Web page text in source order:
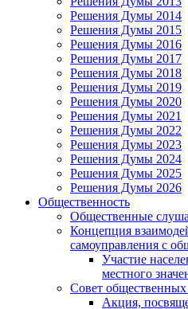
Решения Думы 2014
Решения Думы 2015
Решения Думы 2016
Решения Думы 2017
Решения Думы 2018
Решения Думы 2019
Решения Думы 2020
Решения Думы 2021
Решения Думы 2022
Решения Думы 2023
Решения Думы 2024
Решения Думы 2025
Решения Думы 2026
Общественность
Общественные
Концепция
самоуправления с
Участие
местного
Совет
Акция,